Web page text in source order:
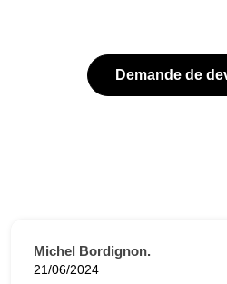
Demande de
Michel Bordignon.
21/06/2024